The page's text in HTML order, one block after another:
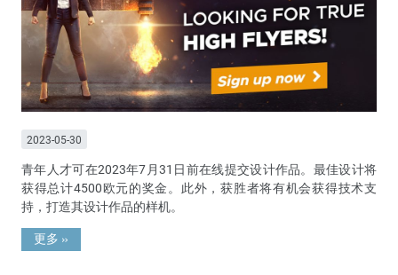
2023-05-30
青年人才可在2023年7月31日前在线提交设计作品。最佳设计将
获得总计4500欧元的奖金。此外，获胜者将有机会获得技术支
持，打造其设计作品的样机。
更多 »